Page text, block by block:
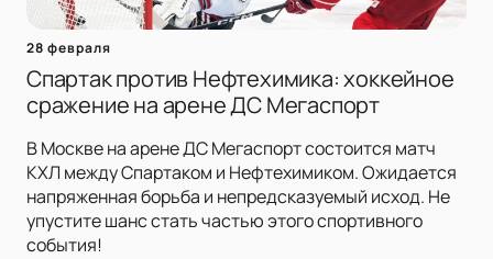
28 февраля
Спартак против Нефтехимика: хоккейное
сражение на арене ДС Мегаспорт
В Москве на арене ДС Мегаспорт состоится матч
КХЛ между Спартаком и Нефтехимиком. Ожидается
напряженная борьба и непредсказуемый исход. Не
упустите шанс стать частью этого спортивного
события!